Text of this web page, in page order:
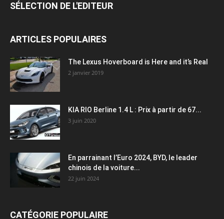
SÉLECTION DE L'EDITEUR
ARTICLES POPULAIRES
The Lexus Hoverboard is Here and it’s Real
2 janvier 2019
KIA RIO Berline 1.4 L : Prix à partir de 67...
3 juin 2020
En parrainant l’Euro 2024, BYD, le leader
chinois de la voiture...
22 juin 2024
CATÉGORIE POPULAIRE